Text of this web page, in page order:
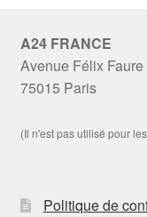
A24 FRANCE
Avenue Félix Faure
75015 Paris
(Il n'est pas utilisé pour
Politique de